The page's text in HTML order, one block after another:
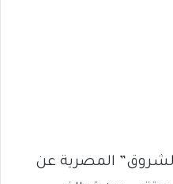
المصرية عن